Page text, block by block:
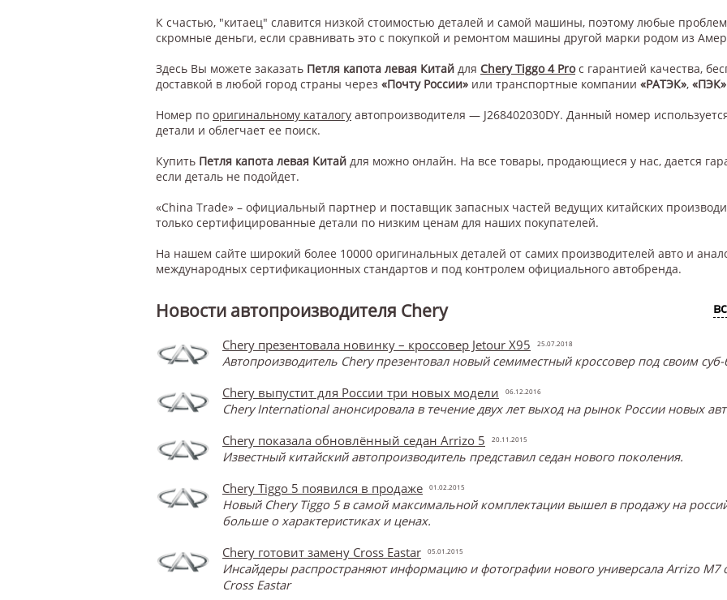
К счастью, "китаец" славится низкой стоимостью деталей и самой машины, поэтому любые
скромные деньги, если сравнивать это с покупкой и ремонтом машины другой марки родом из
Здесь Вы можете заказать Петля капота левая Китай для Chery Tiggo 4 Proс гарантией качества,
доставкой в любой город страны через «Почту России» или транспортные компании «РАТЭК», «ПЭК»
Номер по оригинальному каталогу автопроизводителя — J268402030DY. Данный номер
детали и облегчает ее поиск.
Купить Петля капота левая Китай для можно онлайн. На все товары, продающиеся у нас, дается
если деталь не подойдет.
«China Trade» – официальный партнер и поставщик запасных частей ведущих китайских
только сертифицированные детали по низким ценам для наших покупателей.
На нашем сайте широкий более 10000 оригинальных деталей от самих производителей авто и
международных сертификационных стандартов и под контролем официального автобренда.
Новости автопроизводителя Chery
Chery презентовала новинку – кроссовер Jetour X95 25.07.2018
Автопроизводитель Chery презентовал новый семиместный кроссовер под своим
Chery выпустит для России три новых модели
06.12.2016
Chery International анонсировала в течение двух лет выход на рынок России новых
Chery показала обновлённый седан Arrizo 5
20.11.2015
Известный китайский автопроизводитель представил седан нового поколения.
Chery Tiggo 5 появился в продаже
01.02.2015
Новый Chery Tiggo 5 в самой максимальной комплектации вышел в продажу на
больше о характеристиках и ценах.
Chery готовит замену Cross Eastar
05.01.2015
Инсайдеры распространяют информацию и фотографии нового универсала Arrizo M7
Cross Eastar